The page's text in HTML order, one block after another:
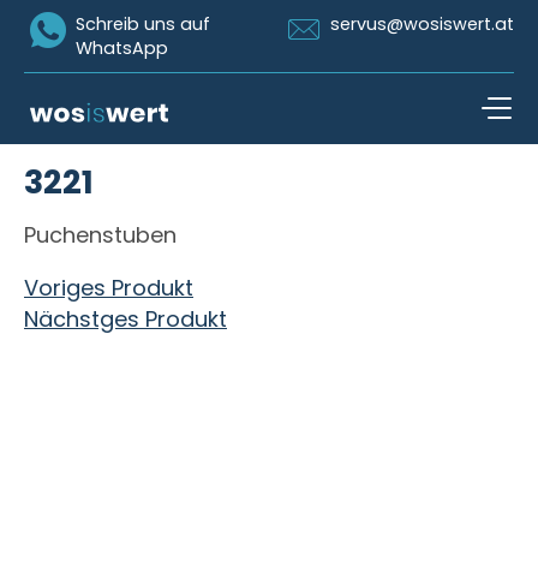
Icon Whatsapp
Schreib uns auf
WhatsApp
Icon Email
servus@wosiswert.at
3221
Puchenstuben
Beitragsnavigation
Voriges Produkt
Nächstges Produkt